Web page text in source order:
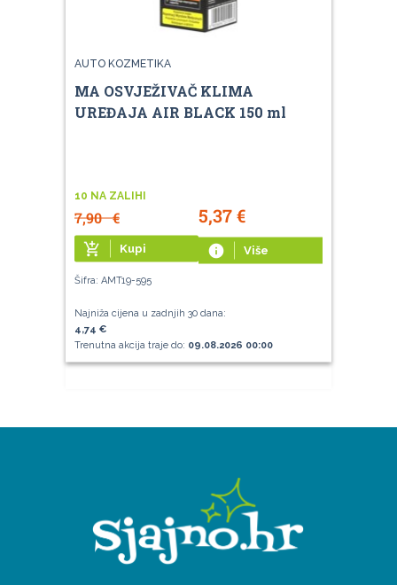
AUTO KOZMETIKA
MA OSVJEŽIVAČ KLIMA
UREĐAJA AIR BLACK 150 ml
10 NA ZALIHI
7,90€ 5,37€
add_shopping_cart Kupi info Više
Šifra: AMT19-595
Najniža cijena u zadnjih 30 dana:
4,74 €
Trenutna akcija traje do: 09.08.2026 00:00